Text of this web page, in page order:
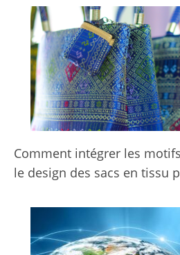
Comment intégrer les
le design des sacs en tissu